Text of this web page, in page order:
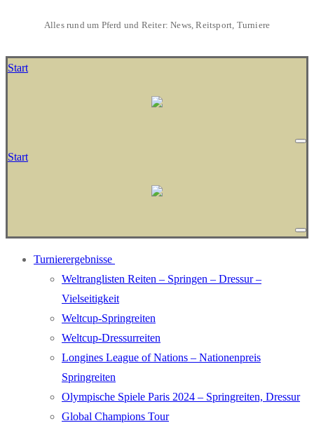
Alles rund um Pferd und Reiter: News, Reitsport, Turniere
Start
Start
Turnierergebnisse
Weltranglisten Reiten – Springen – Dressur –
Vielseitigkeit
Weltcup-Springreiten
Weltcup-Dressurreiten
Longines League of Nations – Nationenpreis
Springreiten
Olympische Spiele Paris 2024 – Springreiten, Dressur
Global Champions Tour